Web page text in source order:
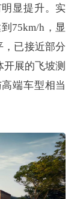
显提升。实
75km/h，显
，已接近部分
展的飞坡测
端车型相当